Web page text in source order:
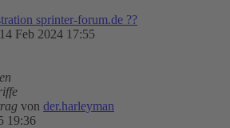
sprinter-forum.de ??
14 Feb 2024 17:55
von der.harleyman
19:36